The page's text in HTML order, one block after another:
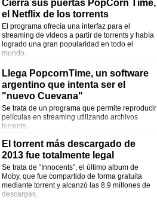
Cierra sus puertas PopCorn Time,
el Netflix de los torrents
El programa ofrecía una interfaz para el
streaming de videos a partir de torrents y había
logrado una gran popularidad en todo el
mundo.
Llega PopcornTime, un software
argentino que intenta ser el
"nuevo Cuevana"
Se trata de un programa que permite reproducir
películas en streaming utilizando archivos
torrents.
El torrent más descargado de
2013 fue totalmente legal
Se trata de “Innocents”, el último album de
Moby, que fue compartido de forma gratuita
mediante torrent y alcanzó las 8.9 millones de
descargas.